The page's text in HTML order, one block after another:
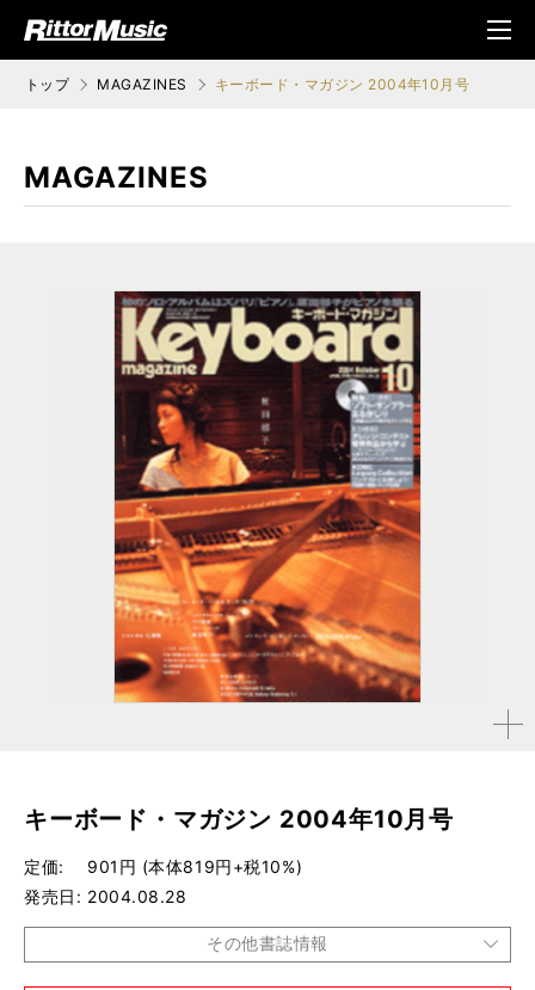
ジック (Rittor Musi
メニ
ュ
トップ MAGAZINES キーボード・マガジン 2004年10月号
MAGAZINES
拡大す
キーボード・マガジン 2004年10月号
定価
901円 (本体819円+税10%)
発売日
2004.08.28
その他書誌情報